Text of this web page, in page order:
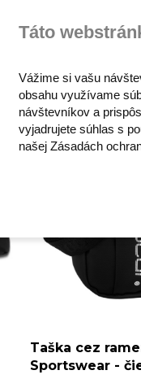
Taška cez
Sportswear -
Táto
Vážime si vašu
obsahu využívame
návštevníkov a
vyjadrujete súhlas s
našej Zásadách